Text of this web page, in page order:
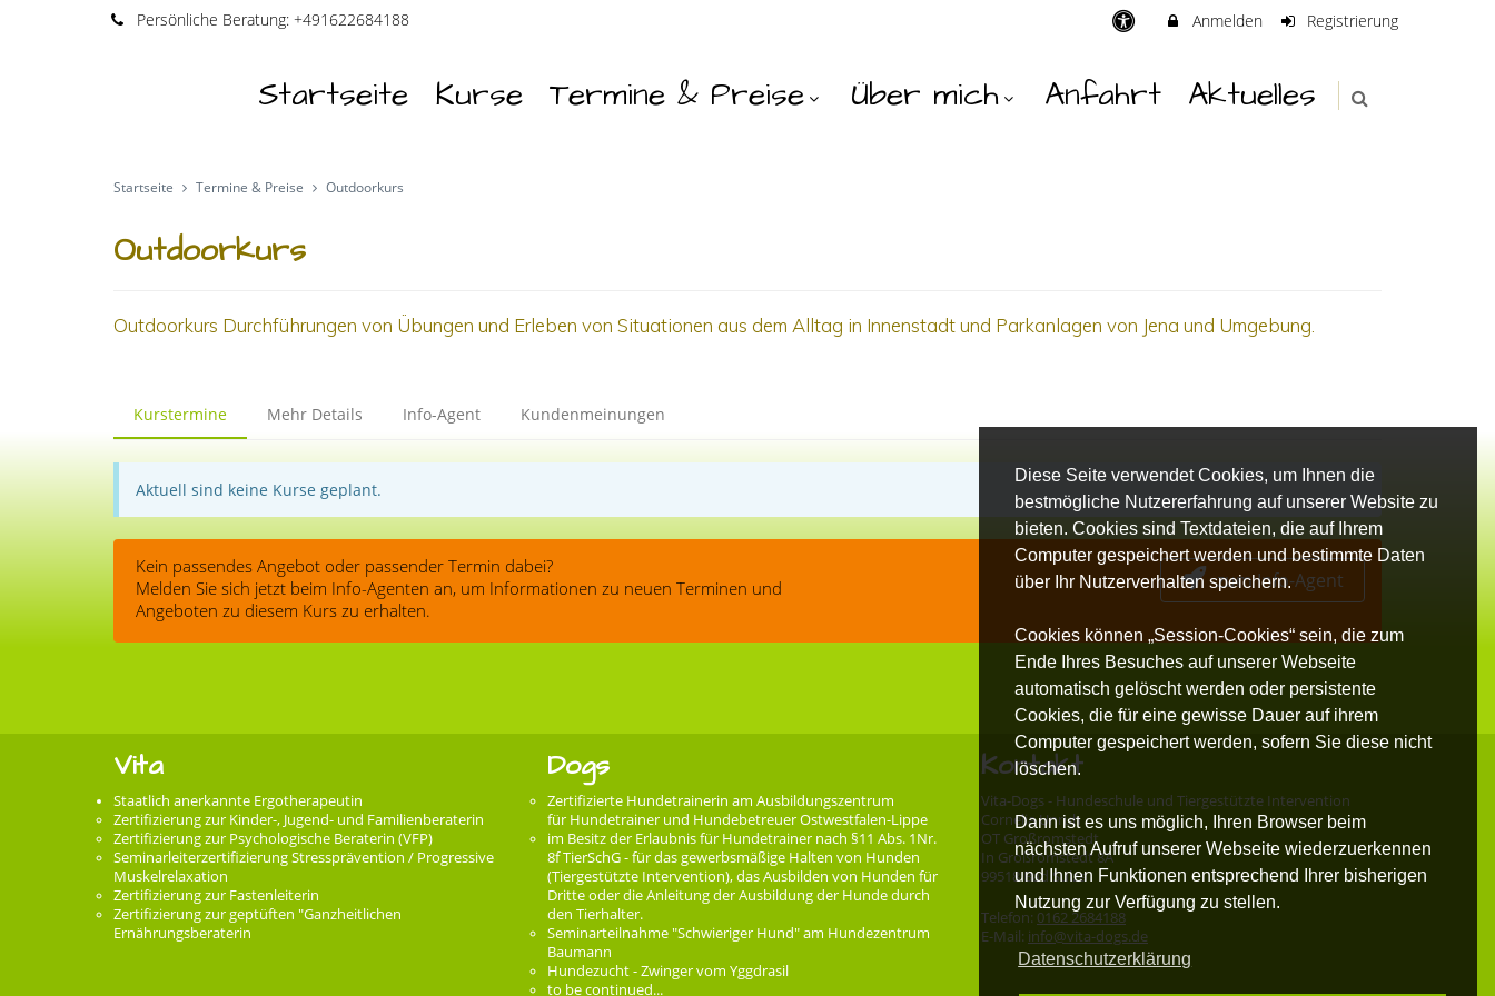
Diese Seite verwendet Cookies, um Ihnen die
bestmögliche Nutzererfahrung auf unserer Website zu
bieten. Cookies sind Textdateien, die auf Ihrem
Computer gespeichert werden und bestimmte Daten
über Ihr Nutzerverhalten speichern.
Cookies können „Session-Cookies“ sein, die zum
Ende Ihres Besuches auf unserer Webseite
automatisch gelöscht werden oder persistente
Cookies, die für eine gewisse Dauer auf ihrem
Computer gespeichert werden, sofern Sie diese nicht
löschen.
Dann ist es uns möglich, Ihren Browser beim
nächsten Aufruf unserer Webseite wiederzuerkennen
und Ihnen Funktionen entsprechend Ihrer bisherigen
Nutzung zur Verfügung zu stellen.
Datenschutzerklärung
Persönliche Beratung: +491622684188 Anmelden Registrierung
Startseite Kurse Termine & Preise Über mich Anfahrt Aktuelles
Startseite Termine & Preise Outdoorkurs
Outdoorkurs
Outdoorkurs Durchführungen von Übungen und Erleben von Situationen aus dem Alltag in Innenstadt und Parkanlagen von Jena und Umgebung.
Kurstermine Mehr Details Info-Agent Kundenmeinungen
Aktuell sind keine Kurse geplant.
Kein passendes Angebot oder passender Termin dabei?
Melden Sie sich jetzt beim Info-Agenten an, um Informationen zu neuen Terminen und
Angeboten zu diesem Kurs zu erhalten.
zum Info-Agent
Vita
Staatlich anerkannte Ergotherapeutin
Zertifizierung zur Kinder-, Jugend- und Familienberaterin
Zertifizierung zur Psychologische Beraterin (VFP)
Seminarleiterzertifizierung Stressprävention / Progressive
Muskelrelaxation
Zertifizierung zur Fastenleiterin
Zertifizierung zur geptüften "Ganzheitlichen
Ernährungsberaterin
Dogs
Zertifizierte Hundetrainerin am Ausbildungszentrum
für Hundetrainer und Hundebetreuer Ostwestfalen-Lippe
im Besitz der Erlaubnis für Hundetrainer nach §11 Abs. 1Nr.
8f TierSchG - für das gewerbsmäßige Halten von Hunden
(Tiergestützte Intervention), das Ausbilden von Hunden für
Dritte oder die Anleitung der Ausbildung der Hunde durch
den Tierhalter.
Seminarteilnahme "Schwieriger Hund" am Hundezentrum
Baumann
Hundezucht - Zwinger vom Yggdrasil
to be continued...
Kontakt
Vita-Dogs - Hundeschule und Tiergestützte Intervention
Cornelia Unruh
OT Großromstedt
In Großromstedt 8A
99518 Bad Sulza
Telefon: 0162 2684188
E-Mail: info@vita-dogs.de